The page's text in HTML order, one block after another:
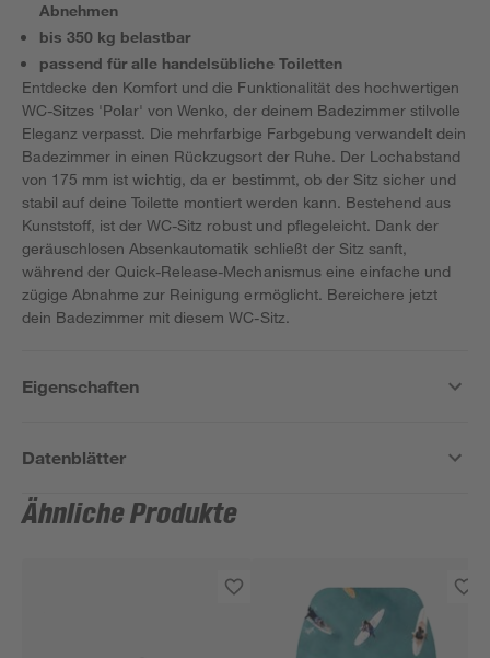
Abnehmen
bis 350 kg belastbar
passend für alle handelsübliche Toiletten
Entdecke den Komfort und die Funktionalität des hochwertigen
WC-Sitzes 'Polar' von Wenko, der deinem Badezimmer stilvolle
Eleganz verpasst. Die mehrfarbige Farbgebung verwandelt dein
Badezimmer in einen Rückzugsort der Ruhe. Der Lochabstand
von 175 mm ist wichtig, da er bestimmt, ob der Sitz sicher und
stabil auf deine Toilette montiert werden kann. Bestehend aus
Kunststoff, ist der WC-Sitz robust und pflegeleicht. Dank der
geräuschlosen Absenkautomatik schließt der Sitz sanft,
während der Quick-Release-Mechanismus eine einfache und
zügige Abnahme zur Reinigung ermöglicht. Bereichere jetzt
dein Badezimmer mit diesem WC-Sitz.
Eigenschaften
Datenblätter
Ähnliche Produkte